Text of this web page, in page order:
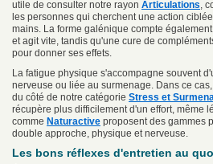
utile de consulter notre rayon Articulations,
les personnes qui cherchent une action
mains. La forme galénique compte
et agit vite, tandis qu'une cure de
pour donner ses effets.
La fatigue physique s'accompagne souvent
nerveuse ou liée au surmenage. Dans ce
du côté de notre catégorie Stress et
récupère plus difficilement d'un effort, même
comme Naturactive proposent des gammes
double approche, physique et nerveuse.
Les bons réflexes d'entretien au